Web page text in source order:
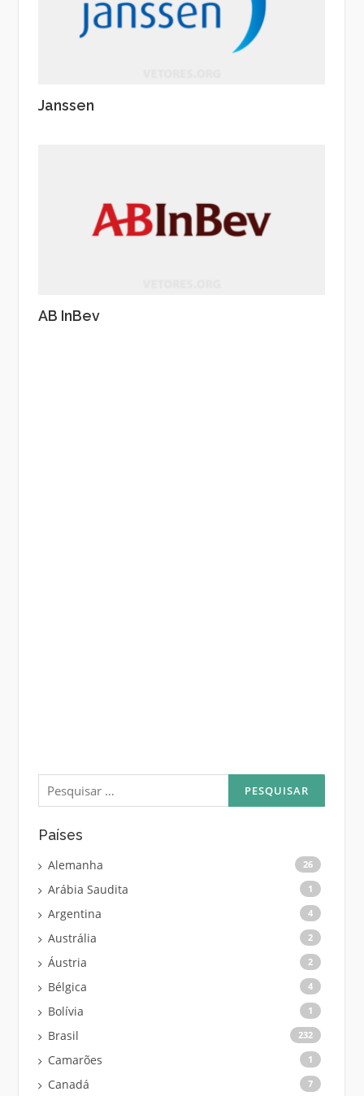
Janssen
AB InBev
Pesquisar
por:
Países
Alemanha 26
Arábia Saudita 1
Argentina 4
Austrália 2
Áustria 2
Bélgica 4
Bolívia 1
Brasil 232
Camarões 1
Canadá 7